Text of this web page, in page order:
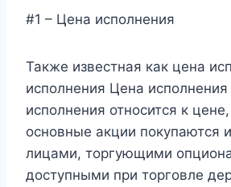
#1 – Цена исполнения
Также известная как цена
исполнения Цена
исполнения относится к
основные акции покупаются
лицами, торгующими
доступными при торговле